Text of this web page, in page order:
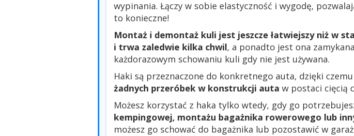
wypinania. Łączy w sobie elastyczność i wygodę,
to konieczne!
Montaż i demontaż kuli jest jeszcze łatwiejszy niż w
i trwa zaledwie kilka chwil, a ponadto jest ona
każdorazowym schowaniu kuli gdy nie jest używana.
Haki są przeznaczone do konkretnego auta, dzięki
żadnych przeróbek w konstrukcji auta w postaci cięcią
Możesz korzystać z haka tylko wtedy, gdy go
kempingowej, montażu bagażnika rowerowego lub
możesz go schować do bagażnika lub pozostawić w